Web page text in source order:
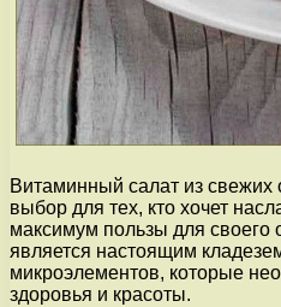
Витаминный салат из
выбор для тех, кто хочет
максимум пользы для своего
является настоящим
микроэлементов, которые
здоровья и красоты.